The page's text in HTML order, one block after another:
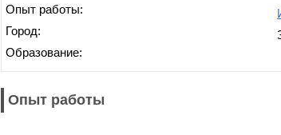
Опыт работы:
Город:
Образование:
Опыт работы